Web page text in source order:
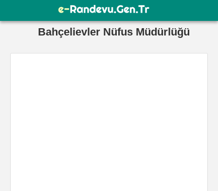
Bahçelievler Nüfus Müdürlüğü